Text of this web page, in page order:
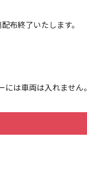
布終了いたします。
は車両は入れません。